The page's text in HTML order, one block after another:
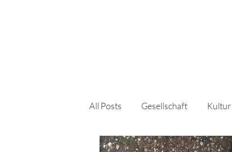
All Posts Gesellschaft Kultur
Sonstiges MINT Kino